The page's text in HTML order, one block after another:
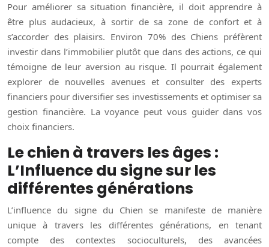
Pour améliorer sa situation financière, il doit apprendre à
être plus audacieux, à sortir de sa zone de confort et à
s’accorder des plaisirs. Environ 70% des Chiens préfèrent
investir dans l’immobilier plutôt que dans des actions, ce qui
témoigne de leur aversion au risque. Il pourrait également
explorer de nouvelles avenues et consulter des experts
financiers pour diversifier ses investissements et optimiser sa
gestion financière. La voyance peut vous guider dans vos
choix financiers.
Le chien à travers les âges :
L’Influence du signe sur les
différentes générations
L’influence du signe du Chien se manifeste de manière
unique à travers les différentes générations, en tenant
compte des contextes socioculturels, des avancées